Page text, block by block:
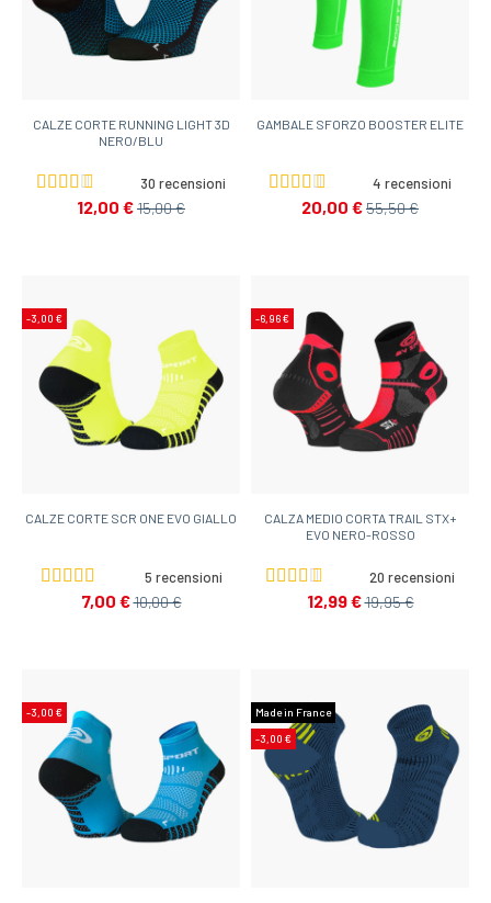
CALZE CORTE RUNNING LIGHT 3D
NERO/BLU
30 recensioni
12,00 €15,00 €
GAMBALE SFORZO BOOSTER ELITE
4 recensioni
20,00 €55,50 €
-3,00 €
CALZE CORTE SCR ONE EVO GIALLO
5 recensioni
7,00 €10,00 €
-6,96 €
CALZA MEDIO CORTA TRAIL STX+
EVO NERO-ROSSO
20 recensioni
12,99 €19,95 €
-3,00 €
Made in France
-3,00 €